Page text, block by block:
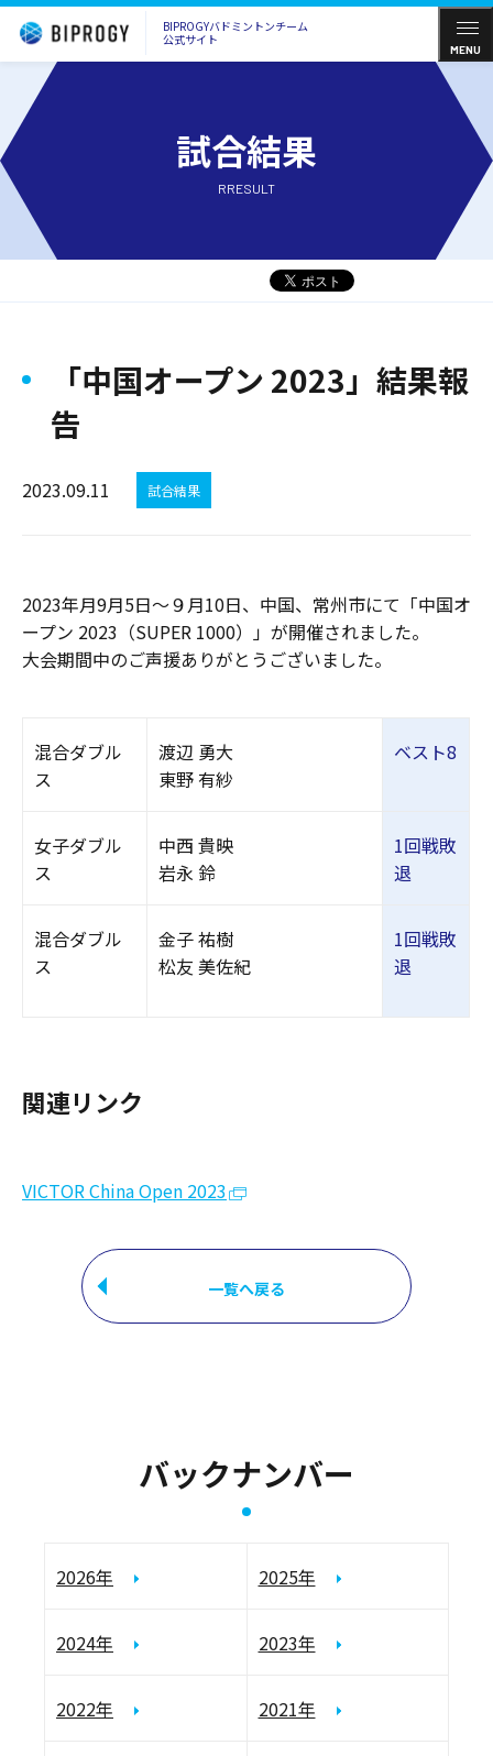
BIPROGYバドミントンチーム
公式サイト
MENU
試合結果
RRESULT
「中国オープン 2023」結果報
告
2023.09.11 試合結果
2023年月9月5日～９月10日、中国、常州市にて「中国オ
ープン 2023（SUPER 1000）」が開催されました。
大会期間中のご声援ありがとうございました。
混合ダブル
ス
渡辺 勇大
東野 有紗
ベスト8
女子ダブル
ス
中西 貴映
岩永 鈴
1回戦敗
退
混合ダブル
ス
金子 祐樹
松友 美佐紀
1回戦敗
退
関連リンク
VICTOR China Open 2023
一覧へ戻る
バックナンバー
2026年 2025年
2024年 2023年
2022年 2021年